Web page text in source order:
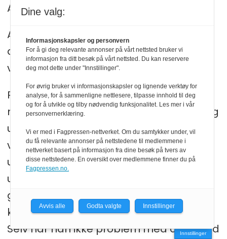
Anne Kristin Undlien.
At noen mannlige trivselsvakter med
ansvar for meråpent hovedbibliotek har
vekterbakgrunn, har også vært positivt.
Randaberg er mer landsby enn storby,
men også de har uro, spesielt i barne- og
ungdomsavdelingen. Mitchell tror det
viktigste er at en voksen, uansett kjønn,
utstråler trygghet, men ser også at de
unge har lavere terskel for å teste ut
grensene overfor hans kvinnelige
kolleger enn overfor ham som er mann.
Selv har han ikke problem med å roe ned
Innstillinger
Dine valg:
Informasjonskapsler og personvern
For å gi deg relevante annonser på vårt nettsted bruker vi
informasjon fra ditt besøk på vårt nettsted. Du kan reservere
deg mot dette under "Innstillinger".
For øvrig bruker vi informasjonskapsler og lignende verktøy for
analyse, for å sammenligne nettlesere, tilpasse innhold til deg
og for å utvikle og tilby nødvendig funksjonalitet. Les mer i vår
personvernerklæring.
Vi er med i Fagpressen-nettverket. Om du samtykker under, vil
du få relevante annonser på nettstedene til medlemmene i
nettverket basert på informasjon fra dine besøk på tvers av
disse nettstedene. En oversikt over medlemmene finner du på
Fagpressen.no.
Avvis alle Godta valgte Innstillinger